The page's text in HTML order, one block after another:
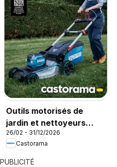
Outils motorisés de
jardin et nettoyeurs
haute pression
26/02 - 31/12/2026
Castorama
PUBLICITÉ